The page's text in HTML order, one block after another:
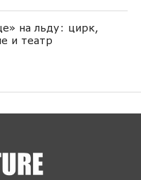
на льду: цирк,
и театр